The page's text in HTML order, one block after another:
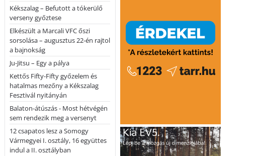
Kékszalag – Befutott a tókerülő
verseny győztese
Elkészült a Marcali VFC őszi
sorsolása – augusztus 22-én rajtol
a bajnokság
Ju-Jitsu – Egy a pálya
Kettős Fifty-Fifty győzelem és
hatalmas mezőny a Kékszalag
Fesztivál nyitányán
Balaton-átúszás - Most hétvégén
sem rendezik meg a versenyt
12 csapatos lesz a Somogy
Vármegyei I. osztály, 16 együttes
indul a II. osztályban